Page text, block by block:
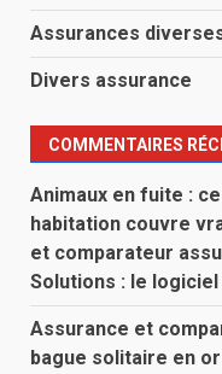
Assurances
Divers assurance
COMMENTAIRES
Animaux en fuite :
habitation couvre
et comparateur
Solutions : le
Assurance et
bague solitaire en